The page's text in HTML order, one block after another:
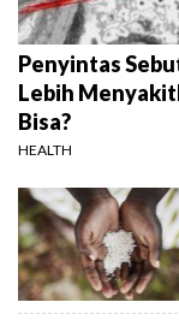
Penyintas
Lebih
Bisa?
HEALTH